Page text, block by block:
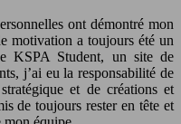
ont démontré mon
motivation a toujours été un
KSPA Student, un site de
j’ai eu la responsabilité de
et de créations et
de toujours rester en tête et